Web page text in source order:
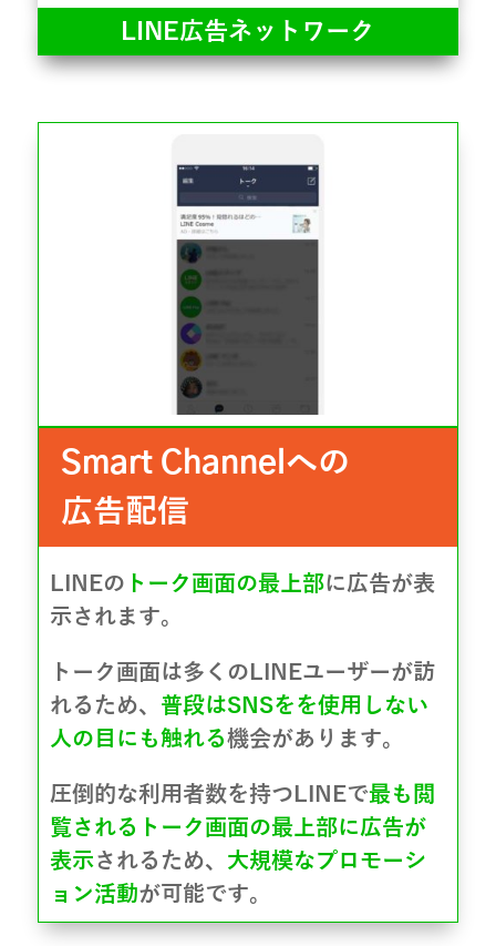
LINE広告ネットワーク
Smart Channel への
広告配信
LINEの トーク画面の最上部に広告が表
示されます。
トーク画面は多くのLINEユーザーが訪
れるため、 普段はSNSをを使用しない
人の目にも触れる機会があります。
圧倒的な利用者数を持つLINEで最も閲
覧されるトーク画面の最上部に広告が
表示されるため、 大規模なプロモーシ
ョン活動が可能です。